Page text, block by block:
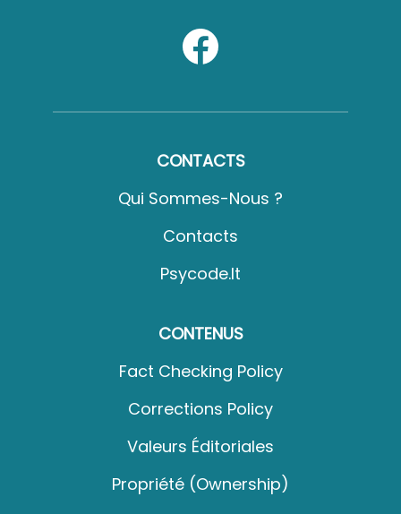
CONTACTS
Qui Sommes-Nous ?
Contacts
Psycode.it
CONTENUS
Fact Checking Policy
Corrections Policy
Valeurs Éditoriales
Propriété (Ownership)